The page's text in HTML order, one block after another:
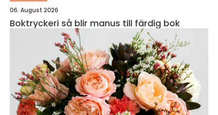
06. August 2026
Boktryckeri så blir manus till färdig bok